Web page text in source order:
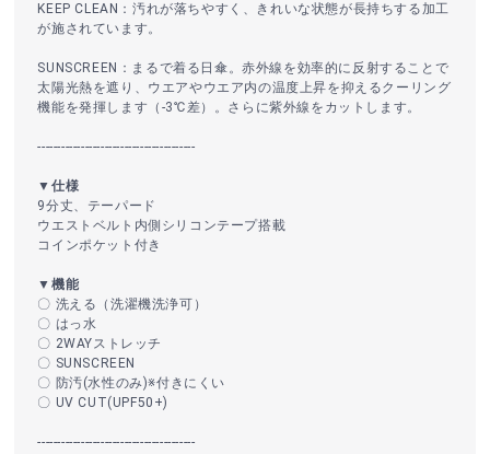
KEEP CLEAN：汚れが落ちやすく、きれいな状態が長持ちする加工
が施されています。
SUNSCREEN：まるで着る日傘。赤外線を効率的に反射することで
太陽光熱を遮り、ウエアやウエア内の温度上昇を抑えるクーリング
機能を発揮します（-3℃差）。さらに紫外線をカットします。
----------------------------------------
▼仕様
9分丈、テーパード
ウエストベルト内側シリコンテープ搭載
コインポケット付き
▼機能
〇 洗える（洗濯機洗浄可）
〇 はっ水
〇 2WAYストレッチ
〇 SUNSCREEN
〇 防汚(水性のみ)※付きにくい
〇 UV CUT(UPF50+)
----------------------------------------